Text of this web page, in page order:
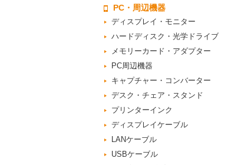
PC・周辺機器
ディスプレイ・モニター
ハードディスク・光学ドライブ
メモリーカード・アダプター
PC周辺機器
キャプチャー・コンバーター
デスク・チェア・スタンド
プリンターインク
ディスプレイケーブル
LANケーブル
USBケーブル